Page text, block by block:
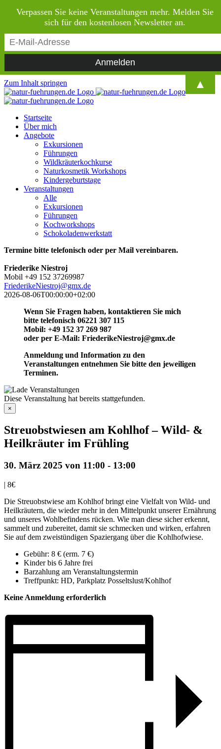
Zum Inhalt springen
Startseite
Über mich
Angebote
Exkursionen
Führungen
Wildkräuterkochkurse
Naturkosmetik Workshops
Kindergeburtstage
Veranstaltungen
Alle
Exkursionen
Führungen
Kochworkshops
Schokoladenwerkstatt
Termine bitte telefonisch oder per Mail vereinbaren.
Friederike Niestroj
Mobil +49 152 37269987
FriederikeNiestroj@gmx.de
2026-08-06T00:00:00+02:00
Wenn Sie Fragen haben, kontaktieren Sie mich
bitte telefonisch 06221 307 115
Mobil: +49 152 37 269 987
oder per E-Mail: FriederikeNiestroj@gmx.de
Anmeldung und Information zu den
Veranstaltungen entnehmen Sie bitte den jeweiligen
Terminen.
Diese Veranstaltung hat bereits stattgefunden.
×
Streuobstwiesen am Kohlhof – Wild- &
Heilkräuter im Frühling
30. März 2025 von 11:00 - 13:00
| 8€
Die Streuobstwiese am Kohlhof bringt eine Vielfalt von Wild- und
Heilkräutern, die wieder mehr in den Mittelpunkt unserer Ernährung
und unseres Wohlbefindens rücken. Wie man diese sicher erkennt,
sammelt und zubereitet, damit sie schmecken und wirken, erfahren
Sie auf dem zweistündigen Spaziergang über die Kohlhofwiese.
Gebühr: 8 € (erm. 7 €)
Kinder bis 6 Jahre frei
Barzahlung am Veranstaltungstermin
Treffpunkt: HD, Parkplatz Posseltslust/Kohlhof
Keine Anmeldung erforderlich
Verpassen Sie keine Veranstaltungen mehr. Melden Sie
sich für den kostenlosen Newsletter an.
▲